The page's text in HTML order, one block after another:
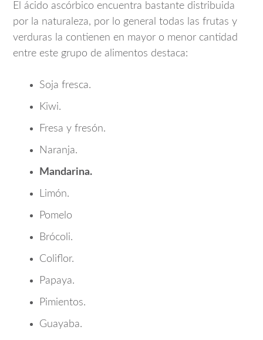
El ácido ascórbico encuentra bastante distribuida
por la naturaleza, por lo general todas las frutas y
verduras la contienen en mayor o menor cantidad
entre este grupo de alimentos destaca:
Soja fresca.
Kiwi.
Fresa y fresón.
Naranja.
Mandarina.
Limón.
Pomelo
Brócoli.
Coliflor.
Papaya.
Pimientos.
Guayaba.